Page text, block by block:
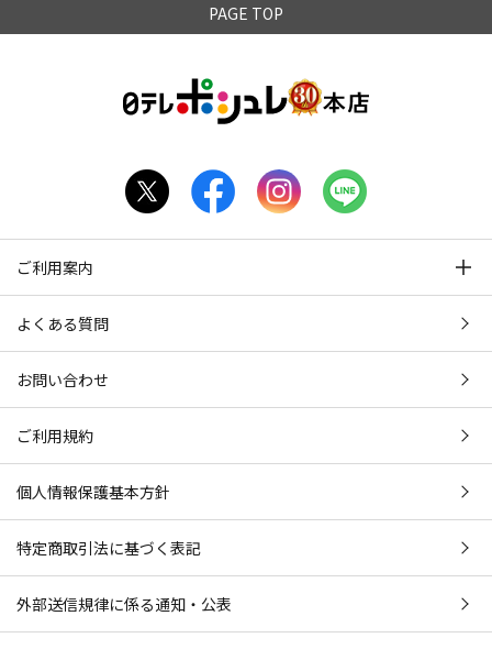
PAGE TOP
ご利用案内
よくある質問
お問い合わせ
ご利用規約
個人情報保護基本方針
特定商取引法に基づく表記
外部送信規律に係る通知・公表